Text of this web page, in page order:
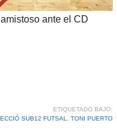
ante el CD
ETIQUETADO BAJO:
SUB12 FUTSAL, TONI PUERTO